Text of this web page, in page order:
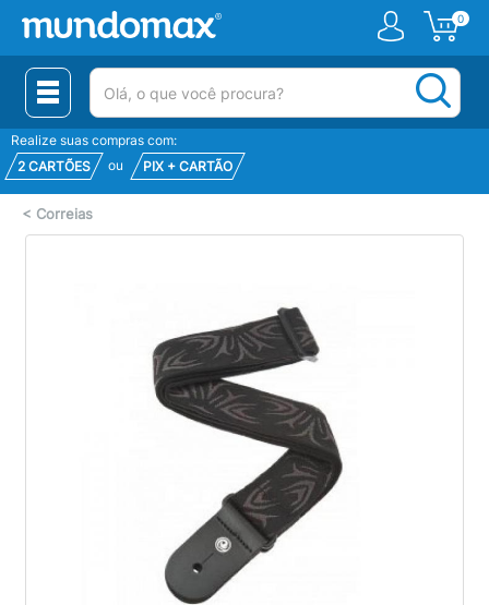
0
(pesquisar)
Realize suas compras com:
2 CARTÕES
ou PIX + CARTÃO
< Correias